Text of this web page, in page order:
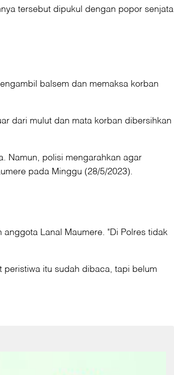
tersebut dipukul dengan popor senjata
balsem dan memaksa korban
dari mulut dan mata korban dibersihkan
Namun, polisi mengarahkan agar
pada Minggu (28/5/2023).
Lanal Maumere. "Di Polres tidak
peristiwa itu sudah dibaca, tapi belum